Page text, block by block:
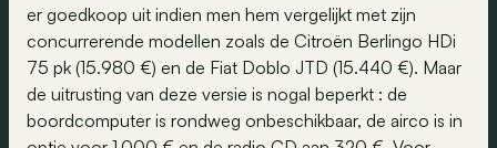
er goedkoop uit indien men hem vergelijkt met zijn
concurrerende modellen zoals de Citroën Berlingo HDi
75 pk (15.980 €) en de Fiat Doblo JTD (15.440 €). Maar
de uitrusting van deze versie is nogal beperkt : de
boordcomputer is rondweg onbeschikbaar, de airco is in